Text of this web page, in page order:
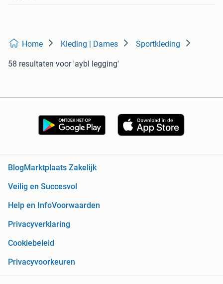
Home Kleding | Dames Sportkleding
58 resultaten voor 'aybl legging'
Blog Marktplaats Zakelijk
Veilig en Succesvol
Help en InfoVoorwaarden
Privacyverklaring
Cookiebeleid
Privacyvoorkeuren